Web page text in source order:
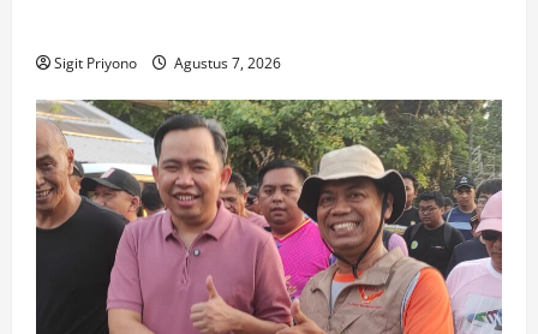
Sigit Priyono Agustus 7, 2026